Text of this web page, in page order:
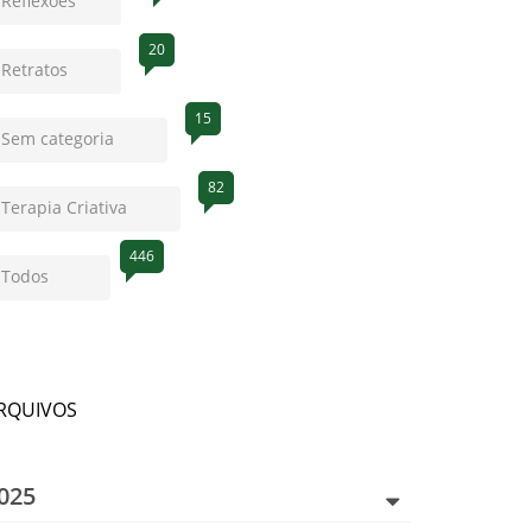
Retratos
20
Sem categoria
15
Terapia Criativa
82
Todos
446